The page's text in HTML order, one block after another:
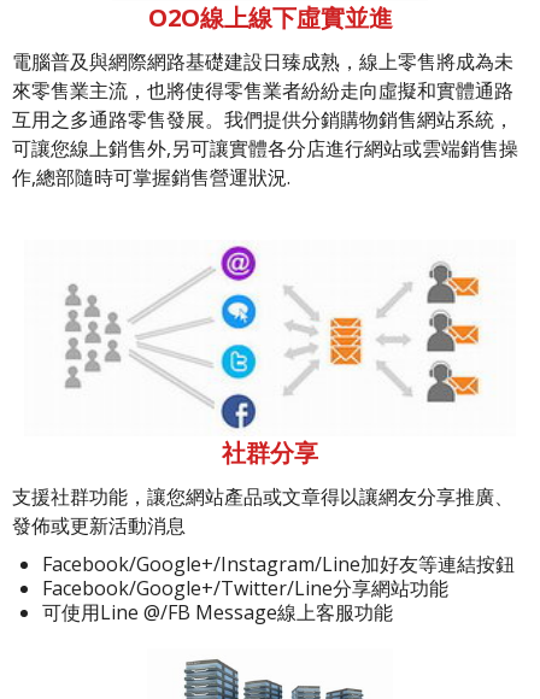
O2O線上線下虛實並進
電腦普及與網際網路基礎建設日臻成熟，線上零售將成為未
來零售業主流，也將使得零售業者紛紛走向虛擬和實體通路
互用之多通路零售發展。我們提供分銷購物銷售網站系統，
可讓您線上銷售外,另可讓實體各分店進行網站或雲端銷售操
作,總部隨時可掌握銷售營運狀況.
社群分享
支援社群功能，讓您網站產品或文章得以讓網友分享推廣、
發佈或更新活動消息
Facebook/Google+/Instagram/Line加好友等連結按鈕
Facebook/Google+/Twitter/Line分享網站功能
可使用Line @/FB Message線上客服功能